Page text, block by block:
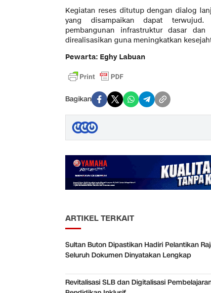
Kegiatan reses ditutup dengan dialog
yang disampaikan dapat terwujud.
pembangunan infrastruktur dasar
direalisasikan guna meningkatkan
Pewarta: Eghy Labuan
Bagikan
ARTIKEL TERKAIT
Sultan Buton Dipastikan Hadiri Pelantikan
Seluruh Dokumen Dinyatakan Lengkap
Revitalisasi SLB dan Digitalisasi